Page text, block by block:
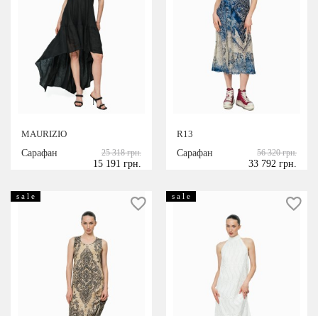
MAURIZIO
Сарафан
25 318 грн.
15 191 грн.
R13
Сарафан
56 320 грн.
33 792 грн.
s a l e s a l e